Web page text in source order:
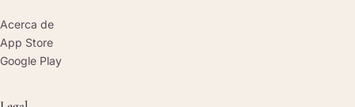
Acerca de
App Store
Google Play